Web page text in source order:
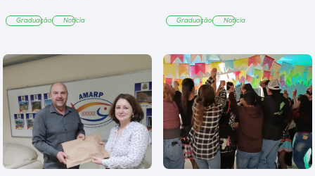
Graduação Notícia Graduação Notícia